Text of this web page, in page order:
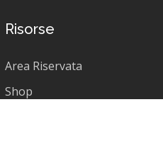
Risorse
Area Riservata
Shop